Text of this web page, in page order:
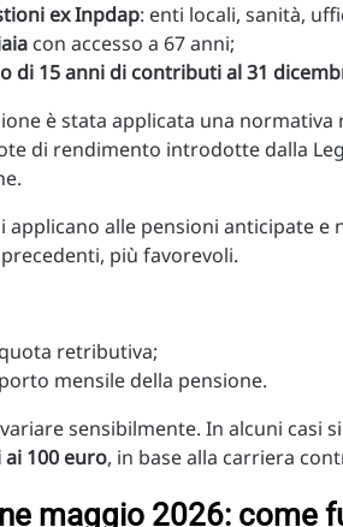
ex Inpdap: enti locali, sanità,
con accesso a 67 anni;
di 15 anni di contributi al 31
è stata applicata una
di rendimento introdotte dalla
applicano alle pensioni anticipate e
più favorevoli.
retributiva;
mensile della pensione.
sensibilmente. In alcuni casi
100 euro, in base alla carriera
maggio 2026: come